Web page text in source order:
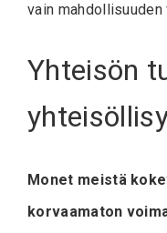
vain mahdollisuuden
Yhteisön
Monet meistä
korvaamaton